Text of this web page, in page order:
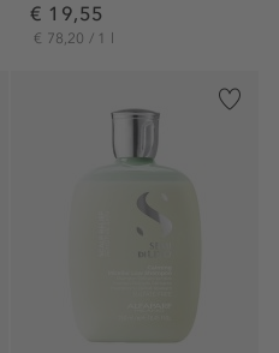
€ 19,55
€ 78,20 / 1 l